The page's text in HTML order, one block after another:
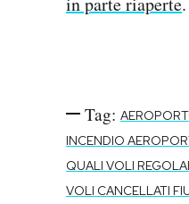
Tag:
INCENDIO
QUALI VOLI
VOLI CANCELLATI